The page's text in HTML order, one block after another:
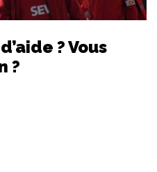
? Vous
?